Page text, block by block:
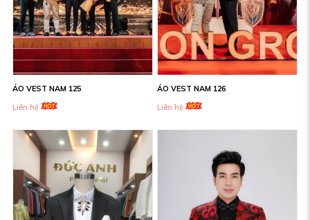
ÁO VEST NAM 125
Liên hệ
ÁO VEST NAM 126
Liên hệ